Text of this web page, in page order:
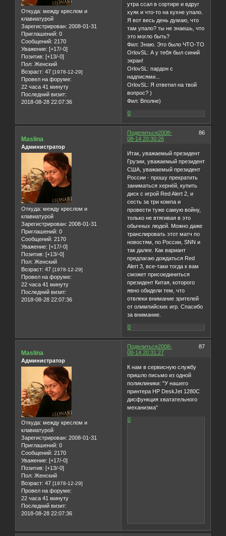
Откуда: между креслом и
клавиатурой
Зарегистрирован: 2008-01-31
Приглашений: 0
Сообщений: 2170
Уважение: [+17/-0]
Позитив: [+13/-0]
Пол: Женский
Возраст: 47 [1978-12-29]
Провел на форуме:
22 часа 41 минуту
Последний визит:
2018-08-28 22:07:36
утра ссал в сортире и вдруг
хуяк и что-то на кухне упало.
Я вот весь день думаю, что
там упало? ты не знаешь, что
это могло быть?
Фил: Знаю. Это было ЧТО-ТО
OrlovSL: А у тебя был синий
экран!
OrlovSL: пардон с
надписями...
OrlovSL: Я ответил на твой
вопрос? )
Фил: Вполне)
0
Поделиться 86
2008-
08-14 20:30:26
Maslina
Администратор
Откуда: между креслом и
клавиатурой
Зарегистрирован: 2008-01-31
Приглашений: 0
Сообщений: 2170
Уважение: [+17/-0]
Позитив: [+13/-0]
Пол: Женский
Возраст: 47 [1978-12-29]
Провел на форуме:
22 часа 41 минуту
Последний визит:
2018-08-28 22:07:36
Итак, уважаемый президент
Грузии, уважаемый президент
США, уважаемый президент
России - прошу прекратить
заниматься хернёй, купить
диск с игрой Red Alert 2, и
сесть за три компа и
провести туже самую войну,
только не втягивая в это
обычных людей. Можно даже
транслировать этот матч по
новостям, по России, SNN и
так далее. Как вариант
предлагаю дождаться Red
Alert 3, все-таки тогда к вам
сможет присоединиться
президент Китая, которого
явно обидели тем, что
отвлеки внимание зрителей
от олимпийских игр. Спасибо
за внимание.
0
Поделиться 87
2008-
08-14 20:31:27
Maslina
Администратор
Откуда: между креслом и
клавиатурой
Зарегистрирован: 2008-01-31
Приглашений: 0
Сообщений: 2170
Уважение: [+17/-0]
Позитив: [+13/-0]
Пол: Женский
Возраст: 47 [1978-12-29]
Провел на форуме:
22 часа 41 минуту
Последний визит:
2018-08-28 22:07:36
К нам в сервисную службу
пришло письмо из одной
поликлиники: "У нашего
принтера HP DeskJet 1280C
дисфункция хватательного
механизма"
0